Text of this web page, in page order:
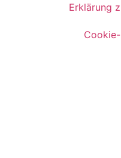
Erklärung